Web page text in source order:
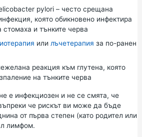
pylori – често срещана
която обикновено инфектира
стомаха и тънките черва
или лъчетерапия за по-ранен
реакция към глутена, която
на тънките черва
е инфекциозен и не се смята, че
че рискът ви може да бъде
от първа степен (като родител или
лимфом.